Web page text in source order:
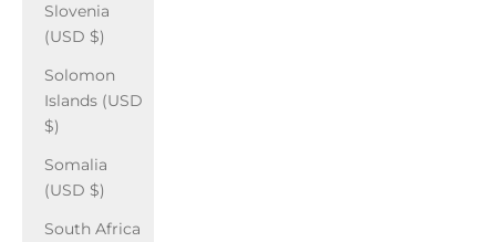
Slovenia
(USD $)
Solomon
Islands (USD
$)
Somalia
(USD $)
South Africa